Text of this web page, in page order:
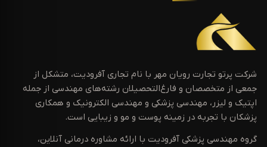
شرکت پرتو تجارت رویان مهر با نام تجاری آفرودیت، متشکل از
جمعی از متخصصان و فارغ‌التحصیلان رشته‌های مهندسی از جمله
اپتیک و لیزر، مهندسی پزشکی و مهندسی الکترونیک و همکاری
پزشکان با تجربه در زمینه پوست و مو و زیبایی است.
گروه مهندسی پزشکی آفرودیت با ارائه مشاوره درمانی آنلاین،